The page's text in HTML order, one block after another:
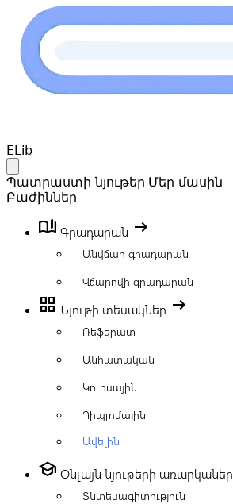
Your Company
ELib
Պատրաստի նյութեր Մեր մասին
Բաժիններ
book_ribbon Գրադարան arrow_right_alt
Անվճար գրադարան
Վճարովի գրադարան
grid_view Նյութի տեսակներ arrow_right_alt
Ռեֆերատ
Անհատական
Կուրսային
Դիպլոմային
Ավելին
school Օնլայն նյութերի առարկաներ
Տնտեսագիտություն